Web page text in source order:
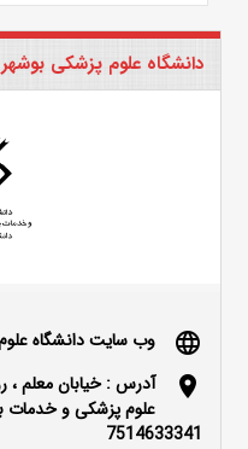
دانشگاه علوم پزشکی بوشهر
language وب سایت دانشگاه
location_on
آدرس : خیابان معلم ،
علوم پزشکی و خدمات
7514633341